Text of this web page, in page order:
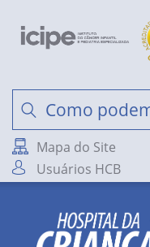
Mapa do Site
Usuários HCB